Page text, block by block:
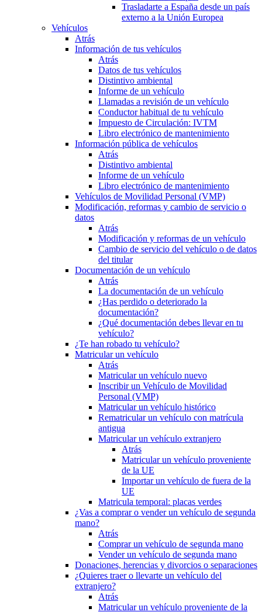
Trasladarte a España desde un país
externo a la Unión Europea
Vehículos
Atrás
Información de tus vehículos
Atrás
Datos de tus vehículos
Distintivo ambiental
Informe de un vehículo
Llamadas a revisión de un vehículo
Conductor habitual de tu vehículo
Impuesto de Circulación: IVTM
Libro electrónico de mantenimiento
Información pública de vehículos
Atrás
Distintivo ambiental
Informe de un vehículo
Libro electrónico de mantenimiento
Vehículos de Movilidad Personal (VMP)
Modificación, reformas y cambio de servicio o
datos
Atrás
Modificación y reformas de un vehículo
Cambio de servicio del vehículo o de datos
del titular
Documentación de un vehículo
Atrás
La documentación de un vehículo
¿Has perdido o deteriorado la
documentación?
¿Qué documentación debes llevar en tu
vehículo?
¿Te han robado tu vehículo?
Matricular un vehículo
Atrás
Matricular un vehículo nuevo
Inscribir un Vehículo de Movilidad
Personal (VMP)
Matricular un vehículo histórico
Rematricular un vehículo con matrícula
antigua
Matricular un vehículo extranjero
Atrás
Matricular un vehículo proveniente
de la UE
Importar un vehículo de fuera de la
UE
Matricula temporal: placas verdes
¿Vas a comprar o vender un vehículo de segunda
mano?
Atrás
Comprar un vehículo de segunda mano
Vender un vehículo de segunda mano
Donaciones, herencias y divorcios o separaciones
¿Quieres traer o llevarte un vehículo del
extranjero?
Atrás
Matricular un vehículo proveniente de la